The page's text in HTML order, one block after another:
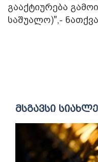
გააქტიურება
საშუალო)",-
მსგავსი